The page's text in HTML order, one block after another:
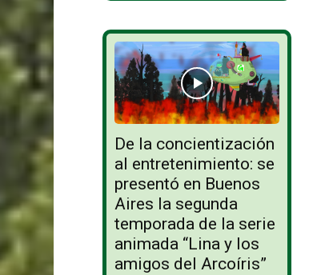
De la concientización
al entretenimiento: se
presentó en Buenos
Aires la segunda
temporada de la serie
animada “Lina y los
amigos del Arcoíris”